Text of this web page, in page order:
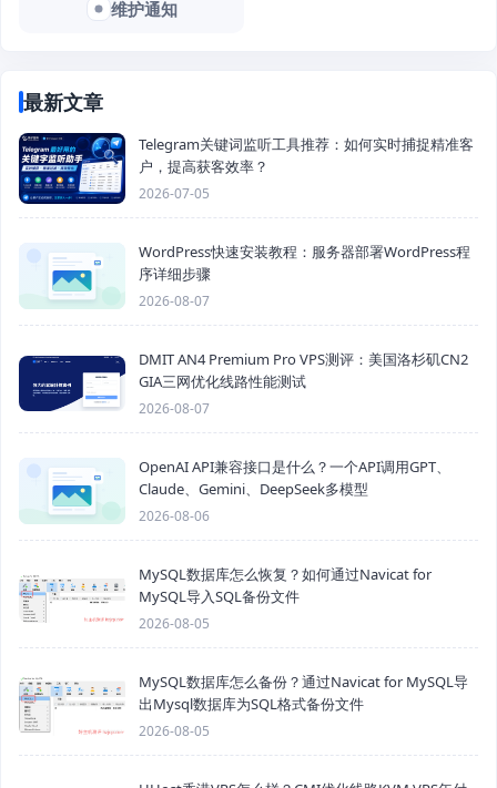
维护通知
最新文章
Telegram关键词监听工具推荐：如何实时捕捉精准客
户，提高获客效率？
2026-07-05
WordPress快速安装教程：服务器部署WordPress程
序详细步骤
2026-08-07
DMIT AN4 Premium Pro VPS测评：美国洛杉矶CN2
GIA三网优化线路性能测试
2026-08-07
OpenAI API兼容接口是什么？一个API调用GPT、
Claude、Gemini、DeepSeek多模型
2026-08-06
MySQL数据库怎么恢复？如何通过Navicat for
MySQL导入SQL备份文件
2026-08-05
MySQL数据库怎么备份？通过Navicat for MySQL导
出Mysql数据库为SQL格式备份文件
2026-08-05